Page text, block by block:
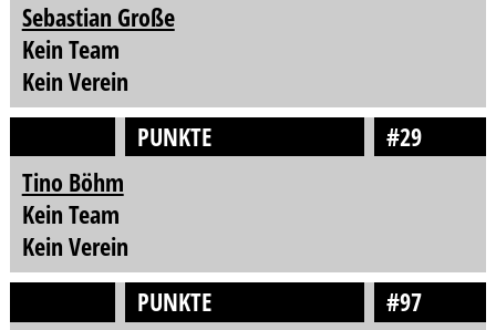
Sebastian Große
Kein Team
Kein Verein
PUNKTE
#29
Tino Böhm
Kein Team
Kein Verein
PUNKTE
#97